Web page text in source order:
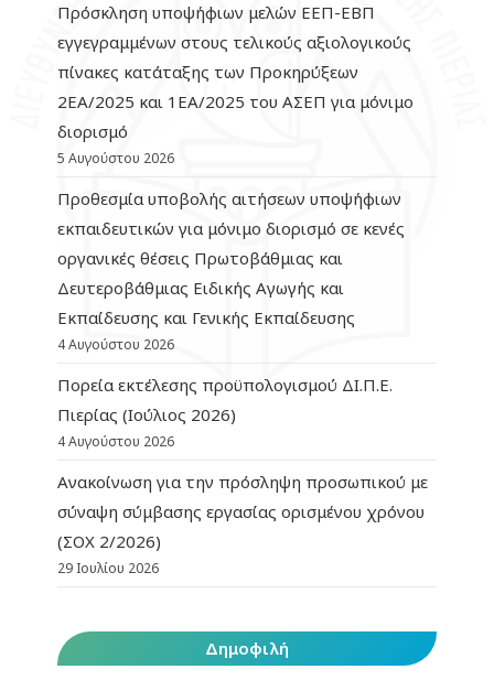
Πρόσκληση υποψήφιων μελών ΕΕΠ-ΕΒΠ
εγγεγραμμένων στους τελικούς αξιολογικούς
πίνακες κατάταξης των Προκηρύξεων
2ΕΑ/2025 και 1ΕΑ/2025 του ΑΣΕΠ για μόνιμο
διορισμό
5 Αυγούστου 2026
Προθεσμία υποβολής αιτήσεων υποψήφιων
εκπαιδευτικών για μόνιμο διορισμό σε κενές
οργανικές θέσεις Πρωτοβάθμιας και
Δευτεροβάθμιας Ειδικής Αγωγής και
Εκπαίδευσης και Γενικής Εκπαίδευσης
4 Αυγούστου 2026
Πορεία εκτέλεσης προϋπολογισμού ΔΙ.Π.Ε.
Πιερίας (Ιούλιος 2026)
4 Αυγούστου 2026
Ανακοίνωση για την πρόσληψη προσωπικού με
σύναψη σύμβασης εργασίας ορισμένου χρόνου
(ΣΟΧ 2/2026)
29 Ιουλίου 2026
Δημοφιλή